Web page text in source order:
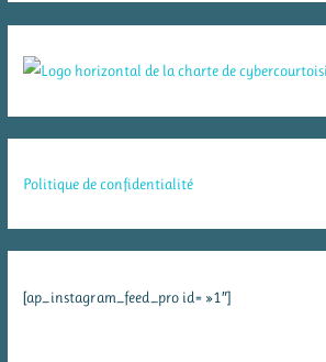
Politique de confidentialité
[ap_instagram_feed_pro id= »1″]